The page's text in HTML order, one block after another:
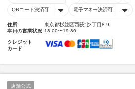
QRコード決済可 電子マネー決済可
住所
東京都杉並区西荻北3丁目8-9
本日の営業状況 13:00〜19:30
クレジット
カード
店舗公式